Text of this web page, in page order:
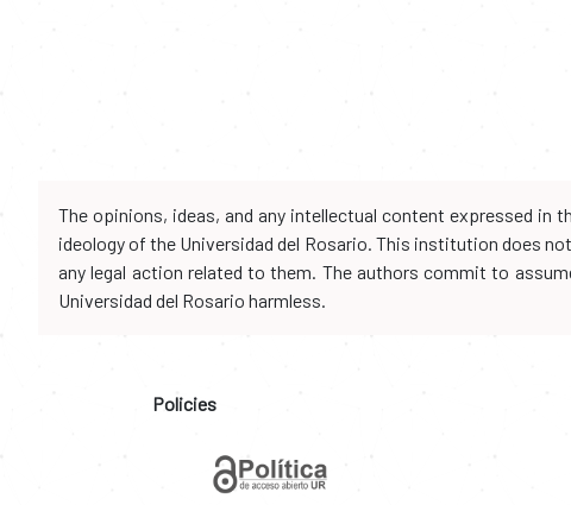
The opinions, ideas, and any intellectual content expressed
ideology of the Universidad del Rosario. This institution does
any legal action related to them. The authors commit to
Universidad del Rosario harmless.
Policies